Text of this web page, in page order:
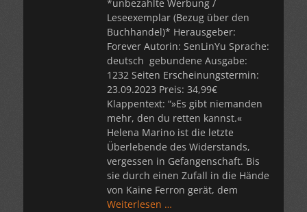
*unbezahlte Werbung /
Leseexemplar (Bezug über den
Buchhandel)* Herausgeber:
Forever Autorin: SenLinYu Sprache:
deutsch gebundene Ausgabe:
1232 Seiten Erscheinungstermin:
23.09.2023 Preis: 34,99€
Klappentext: “»Es gibt niemanden
mehr, den du retten kannst.«
Helena Marino ist die letzte
Überlebende des Widerstands,
vergessen in Gefangenschaft. Bis
sie durch einen Zufall in die Hände
von Kaine Ferron gerät, dem
Weiterlesen …